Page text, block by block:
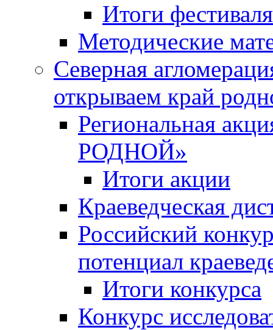
Итоги
Методические
Северная
открываем край
Региональная
РОДНОЙ»
Итоги акции
Краеведческая
Российский
потенциал
Итоги конкурса
Конкурс